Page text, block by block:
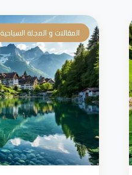
المقالات و المجلة السياحية